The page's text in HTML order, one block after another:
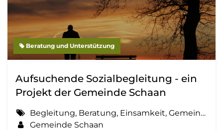
Beratung und Unterstützung
Aufsuchende Sozialbegleitung - ein
Projekt der Gemeinde Schaan
Begleitung, Beratung, Einsamkeit, Gemeinde, Information, Sozialbegleitung
Gemeinde Schaan